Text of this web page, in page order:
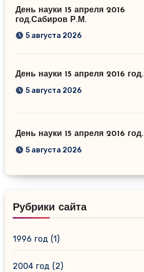
День науки 15 апреля 2016
год.Сабиров Р.М.
5 августа 2026
День науки 15 апреля 2016 год.
5 августа 2026
День науки 15 апреля 2016 год.
5 августа 2026
Рубрики сайта
1996 год (1)
2004 год (2)